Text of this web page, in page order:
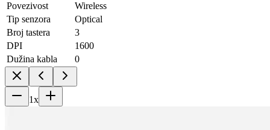
Povezivost
Wireless
Tip senzora
Optical
Broj tastera
3
DPI
1600
Dužina kabla
0
1x